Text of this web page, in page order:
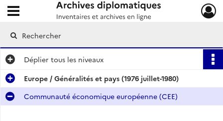
Archives diplomatiques
Ouvrir le menu déroulant
Déplier tous les niveaux
Europe / Généralités et pays (1976 juillet-1980)
Communauté économique européenne (CEE)